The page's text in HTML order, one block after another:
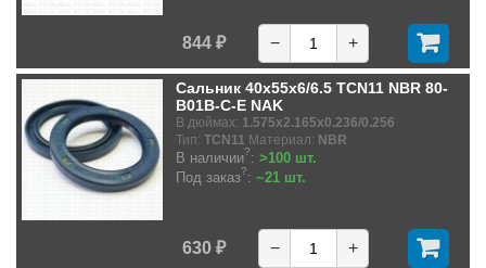
844 ₽ − +
Сальник 40x55x6/6.5 TCN11 NBR 80-
B01B-C-E NAK
В дюймах: 1.575x2.165x0.236/0.256
Тип: TCN11 Материал: NBR
В наличии?: >100 шт.
Под заказ?: ~21 шт.
630 ₽ − +